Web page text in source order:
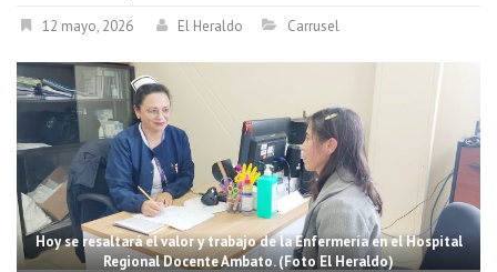
12 mayo, 2026 El Heraldo Carrusel
Hoy se resaltará el valor y trabajo de la Enfermería en el Hospital
Regional Docente Ambato. (Foto El Heraldo)